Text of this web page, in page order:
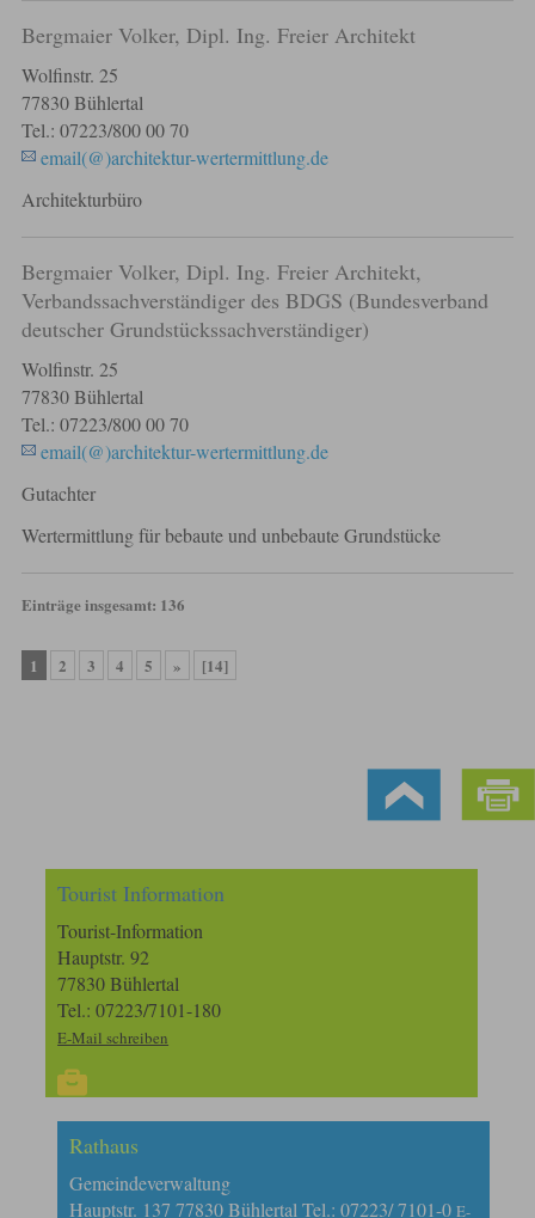
Bergmaier Volker, Dipl. Ing. Freier Architekt
Wolfinstr. 25
77830 Bühlertal
Tel.: 07223/800 00 70
email(@)architektur-wertermittlung.de
Architekturbüro
Bergmaier Volker, Dipl. Ing. Freier Architekt,
Verbandssachverständiger des BDGS (Bundesverband
deutscher Grundstückssachverständiger)
Wolfinstr. 25
77830 Bühlertal
Tel.: 07223/800 00 70
email(@)architektur-wertermittlung.de
Gutachter
Wertermittlung für bebaute und unbebaute Grundstücke
Einträge insgesamt: 136
1 2 3 4 5 » [14]
Tourist Information
Tourist-Information
Hauptstr. 92
77830 Bühlertal
Tel.: 07223/7101-180
E-Mail schreiben
Rathaus
Gemeindeverwaltung
Hauptstr. 137 77830 Bühlertal Tel.: 07223/ 7101-0 E-